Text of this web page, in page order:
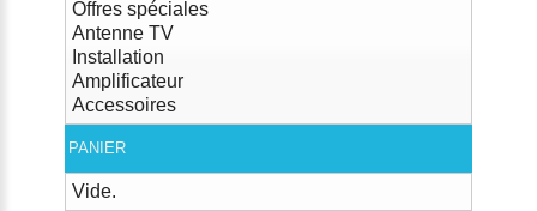
Offres spéciales
Antenne TV
Installation
Amplificateur
Accessoires
PANIER
Vide.